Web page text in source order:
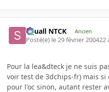
Squall NTCK Ancien
Posté(e) le 29 février 200422
Pour la lea&dteck je ne suis
voir test de 3dchips-fr) mais si
pour l'oc sinon, autant rester